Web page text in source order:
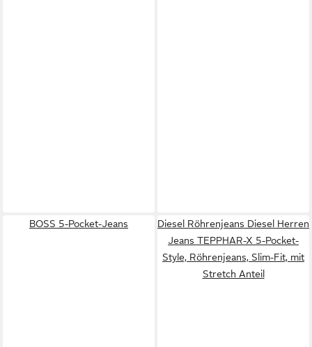
BOSS 5-Pocket-Jeans
Diesel Röhrenjeans Diesel Herren
Jeans TEPPHAR-X 5-Pocket-
Style, Röhrenjeans, Slim-Fit, mit
Stretch Anteil